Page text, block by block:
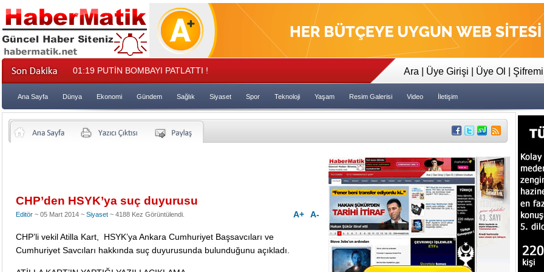
01:19 PUTİN BOMBAYI PATLATTI ! 23:35 Tapeler İncelensin Dedi Dava
Ara Üye Girişi Üye Ol
Ana Sayfa Dünya Ekonomi Gündem Sağlık Siyaset Spor Teknoloji Yaşam Resim Galerisi Video İletişim
CHP’den HSYK’ya suç duyurusu
Editör ~ 05 Mart 2014 ~ Siyaset ~ 4188 Kez Görüntülendi. A-
A+
CHP’li vekil Atilla Kart, HSYK’ya Ankara Cumhuriyet Başsavcıları ve
Cumhuriyet Savcıları hakkında suç duyurusunda bulunduğunu açıkladı.